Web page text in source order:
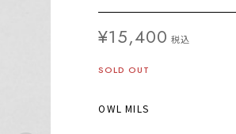
¥15,400 税込
SOLD OUT
OWL MILS